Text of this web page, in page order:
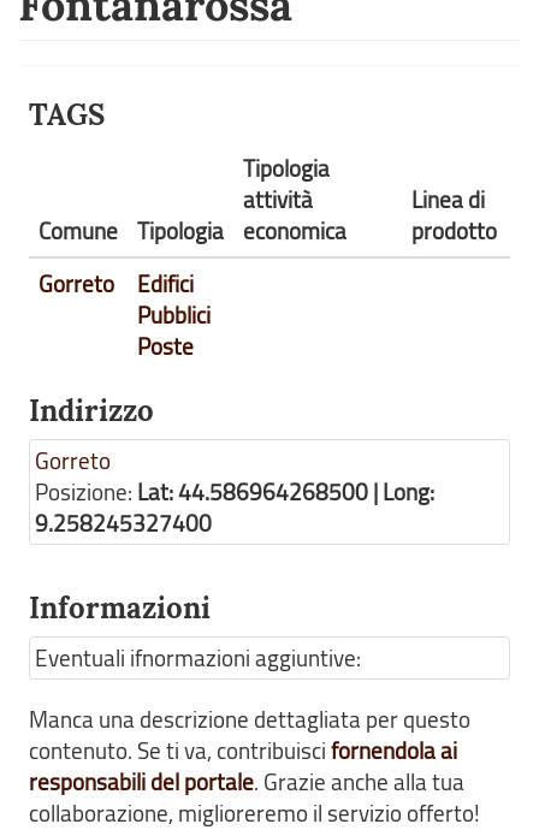
TAGS
Comune Tipologia
Tipologia
attività
economica
Linea di
prodotto
Gorreto
Edifici
Pubblici
Poste
Indirizzo
Gorreto
Posizione: Lat: 44.586964268500 | Long:
9.258245327400
Informazioni
Eventuali ifnormazioni aggiuntive:
Manca una descrizione dettagliata per questo
contenuto. Se ti va, contribuiscifornendola ai
responsabili del portale. Grazie anche alla tua
collaborazione, miglioreremo il servizio offerto!